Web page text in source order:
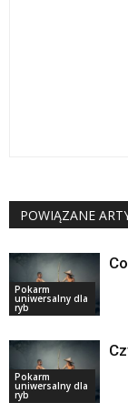
POWIĄZANE
Pokarm
uniwersalny dla
ryb
Pokarm
uniwersalny dla
ryb